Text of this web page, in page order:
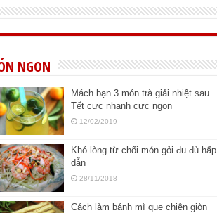
NGON
Mách bạn 3 món trà giải nhiệt sau
Tết cực nhanh cực ngon
12/02/2019
Khó lòng từ chối món gỏi đu đủ hấp
dẫn
28/11/2018
Cách làm bánh mì que chiên giòn